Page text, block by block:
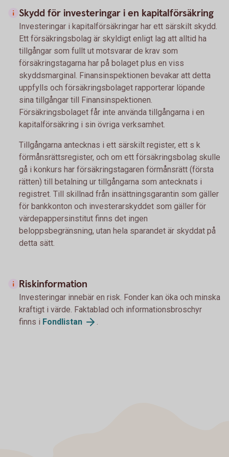
Skydd för investeringar i en kapitalförsäkring
Investeringar i kapitalförsäkringar har ett särskilt skydd.
Ett försäkringsbolag är skyldigt enligt lag att alltid ha
tillgångar som fullt ut motsvarar de krav som
försäkringstagarna har på bolaget plus en viss
skyddsmarginal. Finansinspektionen bevakar att detta
uppfylls och försäkringsbolaget rapporterar löpande
sina tillgångar till Finansinspektionen.
Försäkringsbolaget får inte använda tillgångarna i en
kapitalförsäkring i sin övriga verksamhet.
Tillgångarna antecknas i ett särskilt register, ett s k
förmånsrättsregister, och om ett försäkringsbolag skulle
gå i konkurs har försäkringstagaren förmånsrätt (första
rätten) till betalning ur tillgångarna som antecknats i
registret. Till skillnad från insättningsgarantin som gäller
för bankkonton och investerarskyddet som gäller för
värdepappersinstitut finns det ingen
beloppsbegränsning, utan hela sparandet är skyddat på
detta sätt.
Riskinformation
Investeringar innebär en risk. Fonder kan öka och minska
kraftigt i värde. Faktablad och informationsbroschyr
finns i Fondlistan